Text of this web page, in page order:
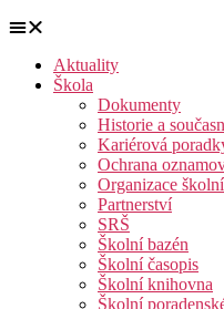
Aktuality
Škola
Dokumenty
Historie a
Kariérová
Ochrana
Organizace
Partnerství
SRŠ
Školní bazén
Školní časopis
Školní knihovna
Školní